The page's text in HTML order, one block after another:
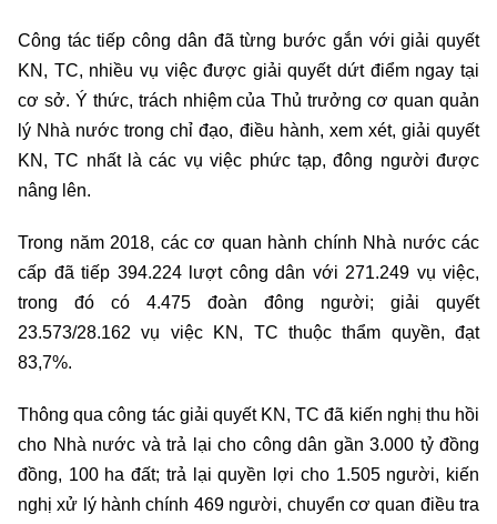
Công tác tiếp công dân đã từng bước gắn với giải quyết
KN, TC, nhiều vụ việc được giải quyết dứt điểm ngay tại
cơ sở. Ý thức, trách nhiệm của Thủ trưởng cơ quan quản
lý Nhà nước trong chỉ đạo, điều hành, xem xét, giải quyết
KN, TC nhất là các vụ việc phức tạp, đông người được
nâng lên.
Trong năm 2018, các cơ quan hành chính Nhà nước các
cấp đã tiếp 394.224 lượt công dân với 271.249 vụ việc,
trong đó có 4.475 đoàn đông người; giải quyết
23.573/28.162 vụ việc KN, TC thuộc thẩm quyền, đạt
83,7%.
Thông qua công tác giải quyết KN, TC đã kiến nghị thu hồi
cho Nhà nước và trả lại cho công dân gần 3.000 tỷ đồng
đồng, 100 ha đất; trả lại quyền lợi cho 1.505 người, kiến
nghị xử lý hành chính 469 người, chuyển cơ quan điều tra